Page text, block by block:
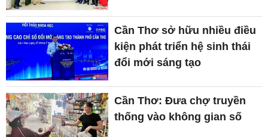
Cần Thơ sở hữu nhiều điều
kiện phát triển hệ sinh thái
đổi mới sáng tạo
Cần Thơ: Đưa chợ truyền
thống vào không gian số